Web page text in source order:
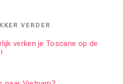
VERDER
verken je Toscane op de